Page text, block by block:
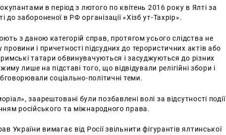
в період з лютого по квітень 2016 року в Ялті за
забороненої в РФ організації «Хізб ут-Тахрір».
з даною категорій справ, протягом усього слідства не
і причетності підсудних до терористичних актів або
татари обвинувачуються і засуджуються до різних
лише на підставі того, що відвідували релігійні збори і
соціально-політичні теми.
заарештовані були позбавлені волі за відсутності події
російського та міжнародного права.
України вимагає від Росії звільнити фігурантів ялтинської